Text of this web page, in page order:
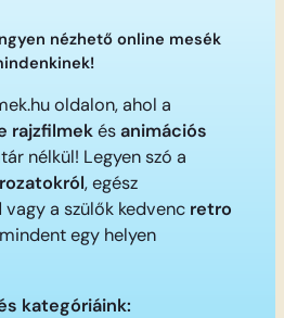
nézhető online mesék
oldalon, ahol a
rajzfilmekésanimációs
nélkül! Legyen szó a
, egész
vagy a szülők kedvenc retro
egy helyen
kategóriáink: